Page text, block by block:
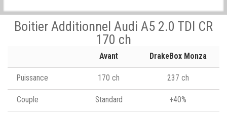
Boitier Additionnel Audi A5 2.0 TDI CR
170 ch
Avant DrakeBox Monza
Puissance 170 ch 237 ch
Couple Standard +40%